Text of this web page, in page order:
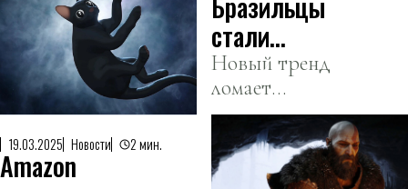
дрозды (Turdus
mandarinus)
подражают
звукам
электрических
мопедов.
стали
массово
забирать из
приютов
черных котов
Новый тренд
ломает
стереотип о
черных котах,
сулящих
19.03.2025 Новости 2 мин.
Amazon